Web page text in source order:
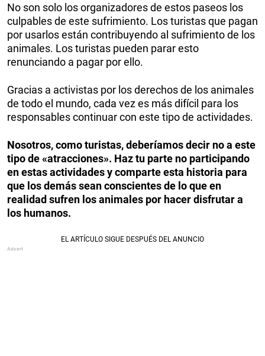
No son solo los organizadores de estos paseos los
culpables de este sufrimiento. Los turistas que pagan
por usarlos están contribuyendo al sufrimiento de los
animales. Los turistas pueden parar esto
renunciando a pagar por ello.
Gracias a activistas por los derechos de los animales
de todo el mundo, cada vez es más difícil para los
responsables continuar con este tipo de actividades.
Nosotros, como turistas, deberíamos decir no a este
tipo de «atracciones». Haz tu parte no participando
en estas actividades y comparte esta historia para
que los demás sean conscientes de lo que en
realidad sufren los animales por hacer disfrutar a
los humanos.